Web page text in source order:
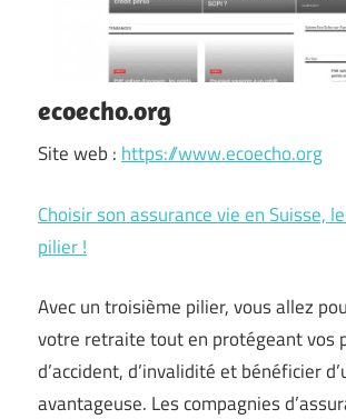
ecoecho.org
Site web : https://www.ecoecho.org
Choisir son assurance vie en Suisse,
pilier !
Avec un troisième pilier, vous allez
votre retraite tout en protégeant vos
d’accident, d’invalidité et bénéficier
avantageuse. Les compagnies